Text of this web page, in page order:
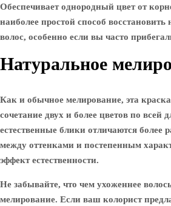
Обеспечивает однородный цвет от
наиболее простой способ
волос, особенно если вы часто
Натуральное
Как и обычное мелирование, эта
сочетание двух и более цветов по всей
естественные блики отличаются
между оттенками и постепенным
эффект естественности.
Не забывайте, что чем ухоженнее
мелирование. Если ваш колорист